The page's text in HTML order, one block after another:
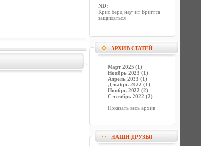
ND:
Крис Берд научит Бриггса
защищаться
АРХИВ СТАТЕЙ
Март 2025 (1)
Ноябрь 2023 (1)
Апрель 2023 (1)
Декабрь 2022 (1)
Ноябрь 2022 (2)
Сентябрь 2022 (2)
Показать весь архив
НАШИ ДРУЗЬЯ